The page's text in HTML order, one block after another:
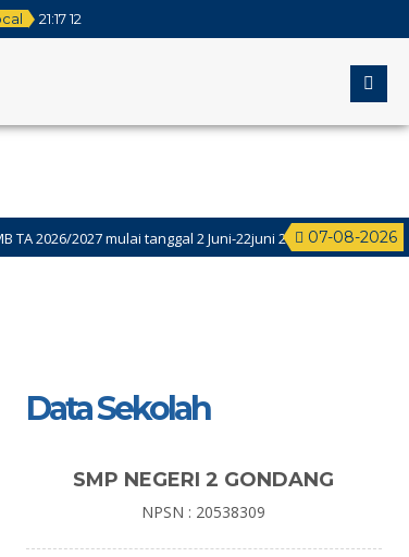
21:1712
07-08-2026
mulai tanggal 2 Juni-22juni 2026
Data Sekolah
SMP NEGERI 2 GONDANG
NPSN : 20538309